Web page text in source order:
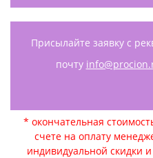
Присылайте заявку с
почту
* окончательная
счете на оплату
индивидуальной скидки